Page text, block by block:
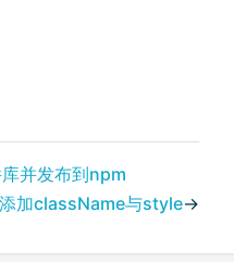
并发布到npm
加className与style→